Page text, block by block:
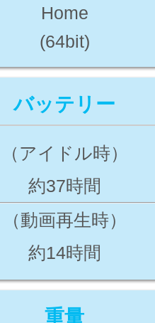
Home
(64bit)
バッテリー
（アイドル時）
約37時間
（動画再生時）
約14時間
重量